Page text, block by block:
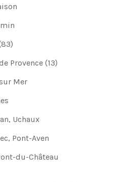
Provence (13)
Mer
Uchaux
Pont-Aven
du-Château